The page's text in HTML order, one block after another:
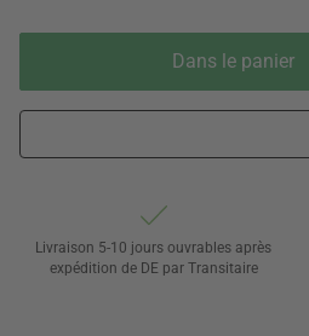
Dans le panier
Livraison 5-10 jours ouvrables après
expédition de DE par Transitaire